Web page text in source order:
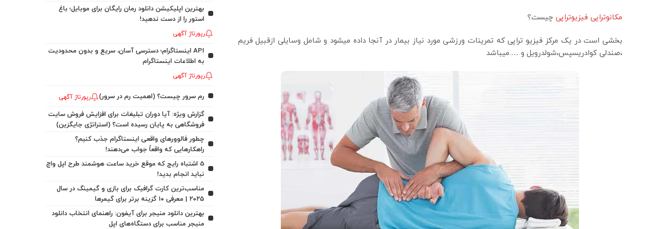
مکانوتراپی فیزیوتراپی چیست؟
بخشی است در یک مرکز فیزیو تراپی که تمرینات ورزشی مورد نیاز بیمار در آنجا داده میشود و شامل وسایلی ازقبیل فریم
،صندلی کوادریسپس،شولدرویل و ….میباشد
بهترین اپلیکیشن دانلود رمان رایگان برای موبایل؛ باغ
استور را از دست ندهید!
رپورتاژ آگهی
API اینستاگرام؛ دسترسی آسان، سریع و بدون محدودیت
به اطلاعات اینستاگرام
رپورتاژ آگهی
رم سرور چیست؟ (اهمیت رم در سرور) رپورتاژ آگهی
گزارش ویژه: آیا دوران تبلیغات برای افزایش فروش سایت
فروشگاهی به پایان رسیده است؟ (استراتژی جایگزین)
چطور فالوورهای واقعی اینستاگرام جذب کنیم؟
راهکارهایی که واقعاً جواب می‌دهند!
5 اشتباه رایج که موقع خرید ساعت هوشمند طرح اپل واچ
نباید انجام بدید!
مناسب‌ترین کارت گرافیک برای بازی و گیمینگ در سال
۲۰۲۵ | معرفی ۱۰ گزینه برتر برای گیمرها
بهترین دانلود منیجر برای آیفون: راهنمای انتخاب دانلود
منیجر مناسب برای دستگاه‌های اپل